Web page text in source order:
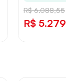
R$ 6.088,55
R$